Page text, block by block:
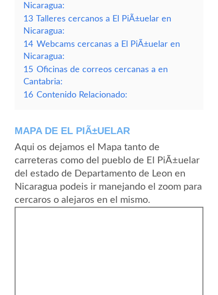
Nicaragua:
13 Talleres cercanos a El PiÃ±uelar en
Nicaragua:
14 Webcams cercanas a El PiÃ±uelar en
Nicaragua:
15 Oficinas de correos cercanas a en
Cantabria:
16 Contenido Relacionado:
MAPA DE EL PIÃ±UELAR
Aqui os dejamos el Mapa tanto de
carreteras como del pueblo de El PiÃ±uelar
del estado de Departamento de Leon en
Nicaragua podeis ir manejando el zoom para
cercaros o alejaros en el mismo.